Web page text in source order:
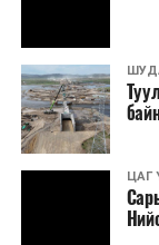
Ерөнхий сайд
ЦАГ